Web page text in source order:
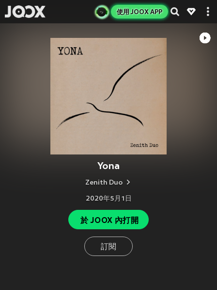
使用 JOOX APP
Yona
Zenith Duo
2020年5月1日
於 JOOX 內打開
訂閱